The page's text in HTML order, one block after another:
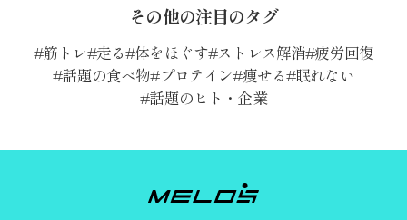
その他の注目のタグ
筋トレ 走る 体をほぐす ストレス解消 疲労回復
話題の食べ物 プロテイン 痩せる 眠れない
話題のヒト・企業